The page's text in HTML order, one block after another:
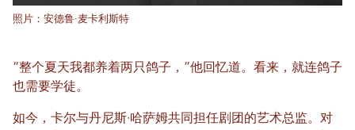
照片：安德鲁·麦卡利斯特
“整个夏天我都养着两只鸽子，”他回忆道。看来，就连鸽子
也需要学徒。
如今，卡尔与丹尼斯·哈萨姆共同担任剧团的艺术总监。对